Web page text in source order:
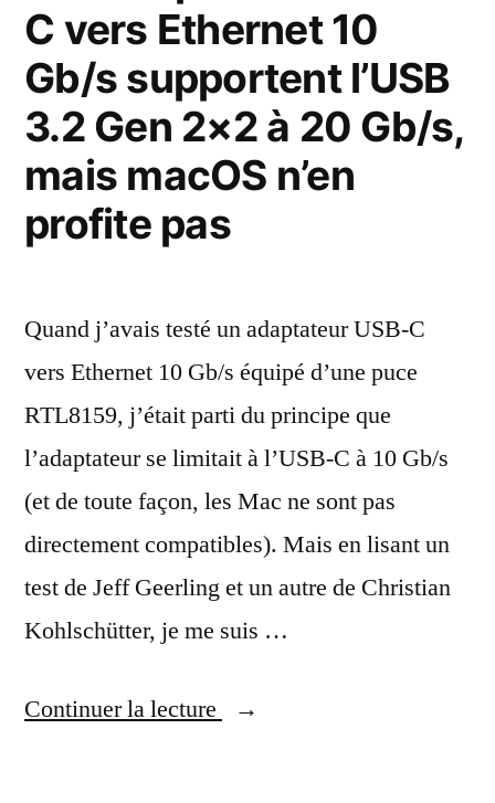
C vers Ethernet 10
Gb/s supportent l’USB
3.2 Gen 2×2 à 20 Gb/s,
mais macOS n’en
profite pas
Quand j’avais testé un adaptateur USB-C
vers Ethernet 10 Gb/s équipé d’une puce
RTL8159, j’était parti du principe que
l’adaptateur se limitait à l’USB-C à 10 Gb/s
(et de toute façon, les Mac ne sont pas
directement compatibles). Mais en lisant un
test de Jeff Geerling et un autre de Christian
Kohlschütter, je me suis …
Continuer la lecture
« Les